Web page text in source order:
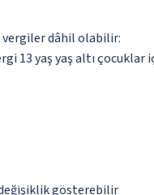
dâhil olabilir:
13 yaş yaş altı
gösterebilir